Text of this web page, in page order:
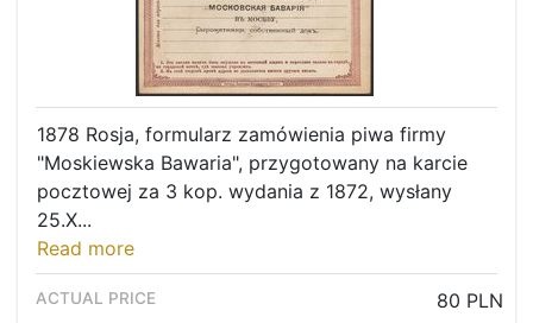
1878 Rosja, formularz zamówienia piwa firmy
"Moskiewska Bawaria", przygotowany na karcie
pocztowej za 3 kop. wydania z 1872, wysłany
25.X...
Read more
80 PLN